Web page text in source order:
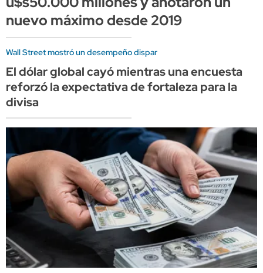
nuevo máximo desde 2019
Wall Street mostró un desempeño dispar
El dólar global cayó mientras una encuesta
reforzó la expectativa de fortaleza para la
divisa